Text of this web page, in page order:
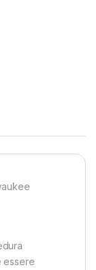
essere